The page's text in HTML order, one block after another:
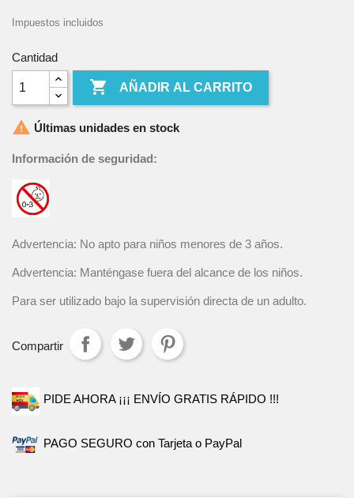
Impuestos incluidos
Cantidad
 AÑADIR AL CARRITO
 Últimas unidades en stock
Información de seguridad:
Advertencia: No apto para niños menores de 3 años.
Advertencia: Manténgase fuera del alcance de los niños.
Para ser utilizado bajo la supervisión directa de un adulto.
Compartir
PIDE AHORA ¡¡¡ ENVÍO GRATIS RÁPIDO !!!
PAGO SEGURO con Tarjeta o PayPal